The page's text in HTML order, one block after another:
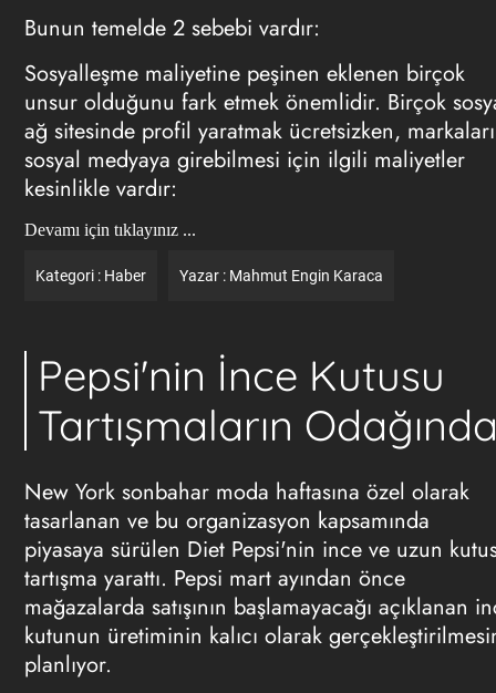
Bunun temelde 2 sebebi vardır:
Sosyalleşme maliyetine peşinen eklenen birçok
unsur olduğunu fark etmek önemlidir. Birçok
ağ sitesinde profil yaratmak ücretsizken,
sosyal medyaya girebilmesi için ilgili maliyetler
kesinlikle vardır:
Devamı için tıklayınız ...
Kategori : Haber Yazar : Mahmut Engin Karaca
Pepsi'nin İnce Kutusu
Tartışmaların
New York sonbahar moda haftasına özel olarak
tasarlanan ve bu organizasyon kapsamında
piyasaya sürülen Diet Pepsi'nin ince ve uzun
tartışma yarattı. Pepsi mart ayından önce
mağazalarda satışının başlamayacağı açıklanan
kutunun üretiminin kalıcı olarak
planlıyor.